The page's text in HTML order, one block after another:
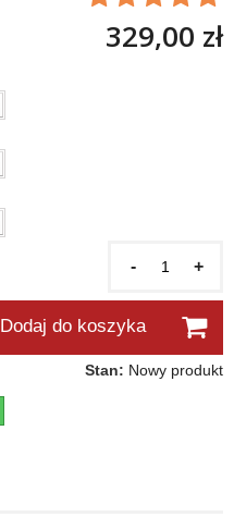
329,00 zł
- +
Dodaj do koszyka
Stan: Nowy produkt